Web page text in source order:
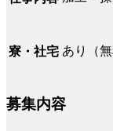
寮・社宅 あり（無
募集内容